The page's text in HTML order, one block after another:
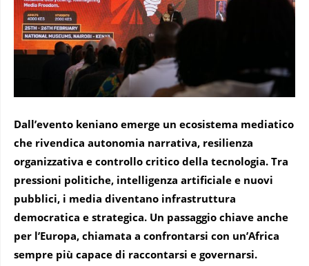
Dall’evento keniano emerge un ecosistema mediatico
che rivendica autonomia narrativa, resilienza
organizzativa e controllo critico della tecnologia. Tra
pressioni politiche, intelligenza artificiale e nuovi
pubblici, i media diventano infrastruttura
democratica e strategica. Un passaggio chiave anche
per l’Europa, chiamata a confrontarsi con un’Africa
sempre più capace di raccontarsi e governarsi.